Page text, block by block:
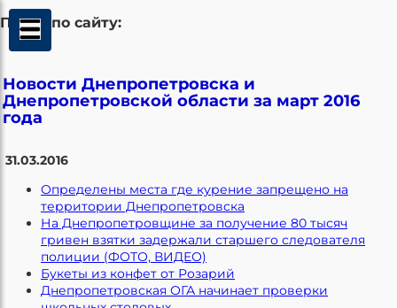
Поиск по сайту:
Новости Днепропетровска и
Днепропетровской области за март 2016
года
31.03.2016
Определены места где курение запрещено на
территории Днепропетровска
На Днепропетровщине за получение 80 тысяч
гривен взятки задержали старшего следователя
полиции (ФОТО, ВИДЕО)
Букеты из конфет от Розарий
Днепропетровская ОГА начинает проверки